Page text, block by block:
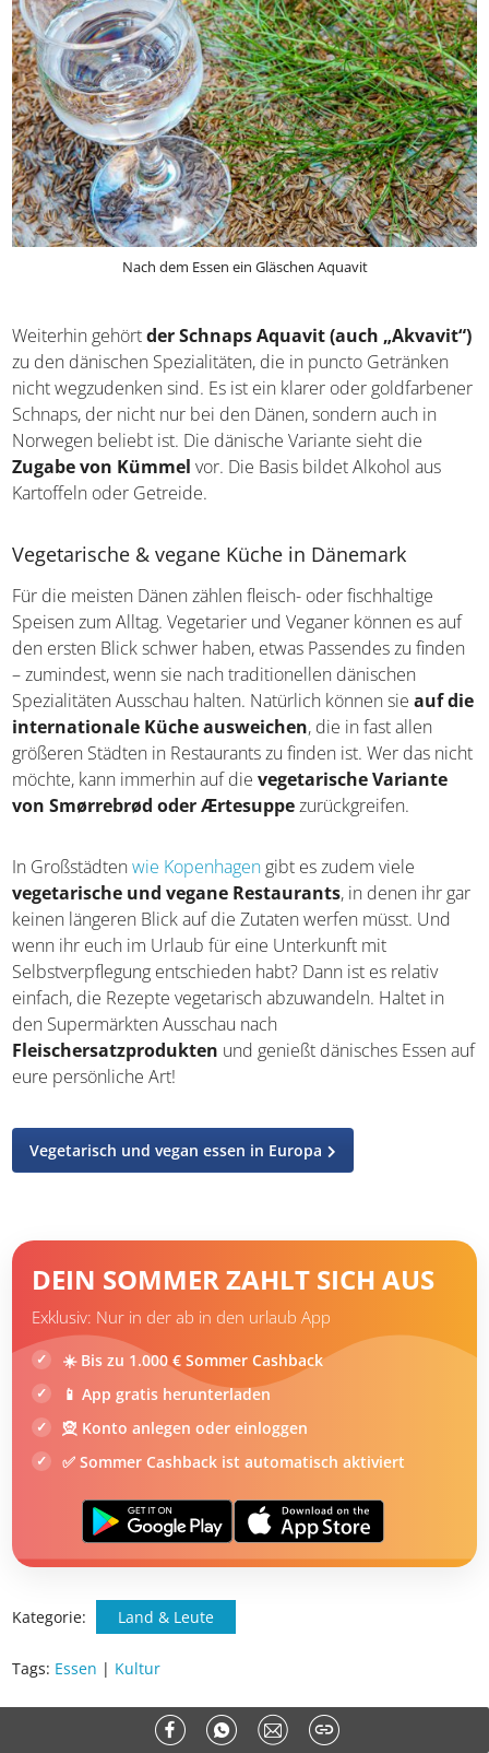
Weiterhin gehörtder Schnaps Aquavit (auch
„Akvavit“)zu den dänischen Spezialitäten, die in puncto
Getränken nicht wegzudenken sind. Es ist ein klarer oder
goldfarbener Schnaps, der nicht nur bei den Dänen,
sondern auch in Norwegen beliebt ist. Die dänische
bildet Alkohol aus Kartoffeln oder Getreide.
Vegetarische & vegane Küche in Dänemark
Für die meisten Dänen zählen fleisch- oder fischhaltige
Speisen zum Alltag. Vegetarier und Veganer können es
auf den ersten Blick schwer haben, etwas Passendes zu
finden – zumindest, wenn sie nach traditionellen
dänischen Spezialitäten Ausschau halten. Natürlich
können sieauf die internationale Küche
ausweichen, die in fast allen größeren Städten in
immerhin auf dievegetarische Variante von
Smørrebrød oder Ærtesuppezurückgreifen.
In Großstädtenwie Kopenhagengibt es zudem viele
vegetarische und vegane Restaurants, in denen ihr
gar keinen längeren Blick auf die Zutaten werfen müsst.
Und wenn ihr euch im Urlaub für eine Unterkunft mit
Selbstverpflegung entschieden habt? Dann ist es relativ
einfach, die Rezepte vegetarisch abzuwandeln. Haltet in
Fleischersatzproduktenund genießt dänisches Essen
auf eure persönliche Art!
DEIN SOMMER ZAHLT SICH AUS
Exklusiv: Nur in der ab in den urlaub App
☀️ Bis zu 1.000 € Sommer Cashback
📱 App gratis herunterladen
🧝 Konto anlegen oder einloggen
✅ Sommer Cashback ist automatisch aktiviert
Kultur